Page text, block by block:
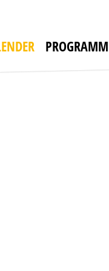
PROGRAMM
GOLOMBEK VON